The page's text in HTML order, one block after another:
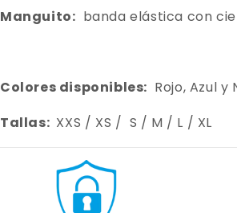
Manguito: banda elástica con
Colores disponibles: Rojo, Azul y
Tallas: XXS / XS / S / M / L / XL